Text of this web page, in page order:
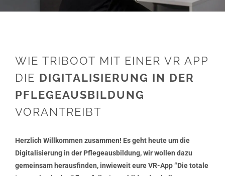
WIE TRIBOOT MIT EINER VR APP
DIE DIGITALISIERUNG IN DER
PFLEGEAUSBILDUNG
VORANTREIBT
Herzlich Willkommen zusammen! Es geht heute um die
Digitalisierung in der Pflegeausbildung, wir wollen dazu
gemeinsam herausfinden, inwieweit eure VR-App “Die totale